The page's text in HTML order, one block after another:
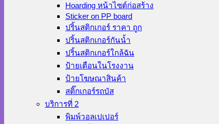
Hoarding หน้าไซต์ก่อสร้าง
Sticker on PP board
ปริ้นสติกเกอร์ ราคา ถูก
ปริ้นสติกเกอร์กันน้ำ
ปริ้นสติกเกอร์ใกล้ฉัน
ป้ายเตือนในโรงงาน
ป้ายโฆษณาสินค้า
สติ๊กเกอร์รถบัส
บริการที่ 2
พิมพ์วอลเปเปอร์